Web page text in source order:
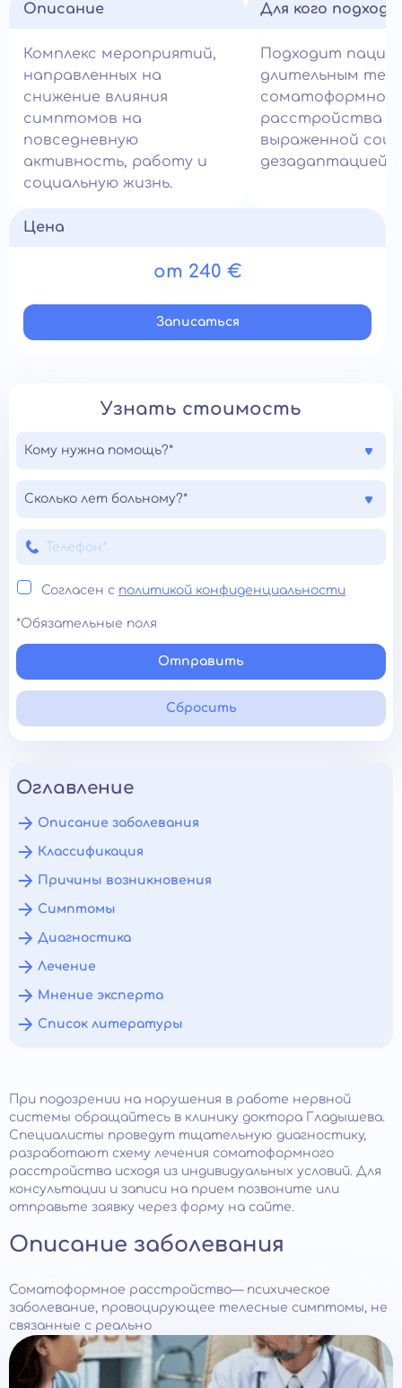
Описание
Комплекс мероприятий,
направленных на
снижение влияния
симптомов на
повседневную
активность, работу и
социальную жизнь.
Для кого
Подходит
длительным
соматоформного
расстройства и
выраженной
дезадаптацией.
Цена
от 240 €
Записатьcя
Узнать стоимость
Кому нужна помощь?*
Сколько лет больному?*
Согласен с политикой конфиденциальности
*Обязательные поля
Отправить
Сбросить
Оглавление
Описание заболевания
Классификация
Причины возникновения
Симптомы
Диагностика
Лечение
Мнение эксперта
Список литературы
При подозрении на нарушения в работе нервной
системы обращайтесь в клинику доктора Гладышева.
Специалисты проведут тщательную диагностику,
разработают схему лечения соматоформного
расстройства исходя из индивидуальных условий. Для
консультации и записи на прием позвоните или
отправьте заявку через форму на сайте.
Описание заболевания
Соматоформное расстройство— психическое
заболевание, провоцирующее телесные симптомы, не
связанные с реально